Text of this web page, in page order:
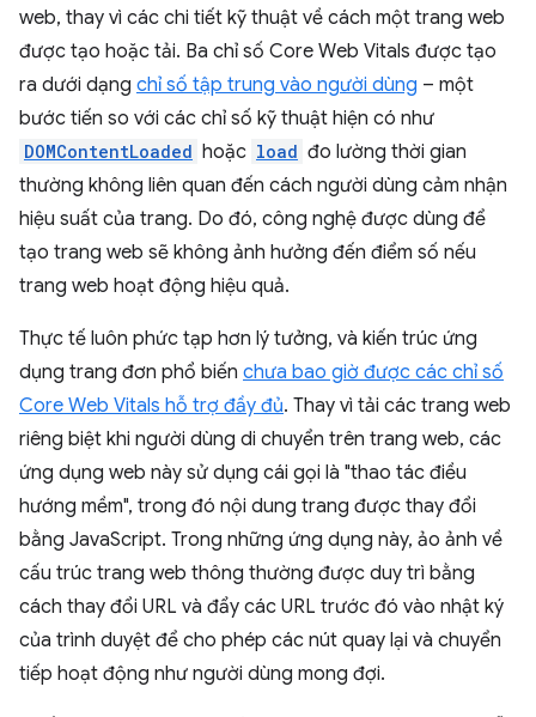
web, thay vì các chi tiết kỹ thuật về cách một trang web
được tạo hoặc tải. Ba chỉ số Core Web Vitals được tạo
ra dưới dạng chỉ số tập trung vào người dùng – một
bước tiến so với các chỉ số kỹ thuật hiện có như
DOMContentLoaded hoặc load đo lường thời gian
thường không liên quan đến cách người dùng cảm nhận
hiệu suất của trang. Do đó, công nghệ được dùng để
tạo trang web sẽ không ảnh hưởng đến điểm số nếu
trang web hoạt động hiệu quả.
Thực tế luôn phức tạp hơn lý tưởng, và kiến trúc ứng
dụng trang đơn phổ biến chưa bao giờ được các chỉ số
Core Web Vitals hỗ trợ đầy đủ. Thay vì tải các trang web
riêng biệt khi người dùng di chuyển trên trang web, các
ứng dụng web này sử dụng cái gọi là "thao tác điều
hướng mềm", trong đó nội dung trang được thay đổi
bằng JavaScript. Trong những ứng dụng này, ảo ảnh về
cấu trúc trang web thông thường được duy trì bằng
cách thay đổi URL và đẩy các URL trước đó vào nhật ký
của trình duyệt để cho phép các nút quay lại và chuyển
tiếp hoạt động như người dùng mong đợi.